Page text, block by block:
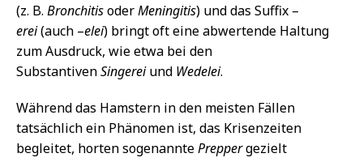
(z. B. BronchitisoderMeningitis) und das Suffix –
erei(auch –elei) bringt oft eine abwertende Haltung
zum Ausdruck, wie etwa bei den
SubstantivenSingereiund Wedelei.
Während das Hamstern in den meisten Fällen
tatsächlich ein Phänomen ist, das Krisenzeiten
begleitet, horten sogenanntePreppergezielt